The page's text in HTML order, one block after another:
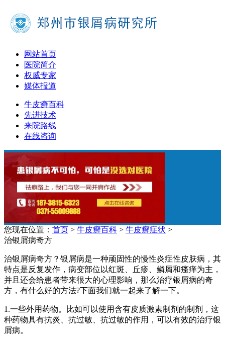
网站首页
医院简介
权威专家
媒体报道
牛皮癣百科
先进技术
来院路线
在线咨询
您现在位置： 首页 > 牛皮癣百科 > 牛皮癣症状 >
治银屑病奇方
治银屑病奇方？银屑病是一种顽固性的慢性炎症性皮肤病，其
特点是反复发作，病变部位以红斑、丘疹、鳞屑和瘙痒为主，
并且还会给患者带来很大的心理影响，那么治疗银屑病的奇
方，有什么好的方法?下面我们就一起来了解一下。
1.一些外用药物。比如可以使用含有皮质激素制剂的制剂，这
种药物具有抗炎、抗过敏、抗过敏的作用，可以有效的治疗银
屑病。